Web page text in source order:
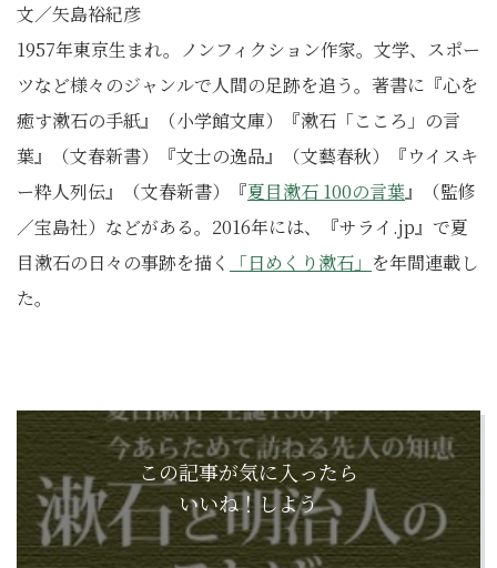
文／矢島裕紀彦
1957年東京生まれ。ノンフィクション作家。文学、スポー
ツなど様々のジャンルで人間の足跡を追う。著書に『心を
癒す漱石の手紙』（小学館文庫）『漱石「こころ」の言
葉』（文春新書）『文士の逸品』（文藝春秋）『ウイスキ
ー粋人列伝』（文春新書）『夏目漱石 100の言葉』（監修
／宝島社）などがある。2016年には、『サライ.jp』で夏
目漱石の日々の事跡を描く
「日めくり漱石」 を年間連載し
た。
この記事が気に入ったら
いいね！しよう